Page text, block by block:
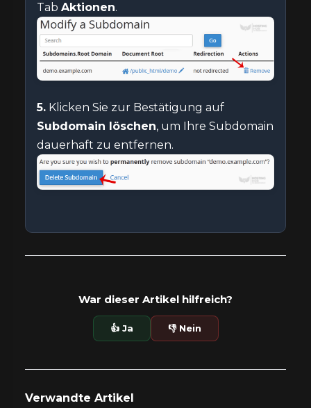
Tab Aktionen.
5. Klicken Sie zur Bestätigung auf
Subdomain löschen, um Ihre Subdomain
dauerhaft zu entfernen.
War dieser Artikel hilfreich?
👍 Ja 👎 Nein
Verwandte Artikel